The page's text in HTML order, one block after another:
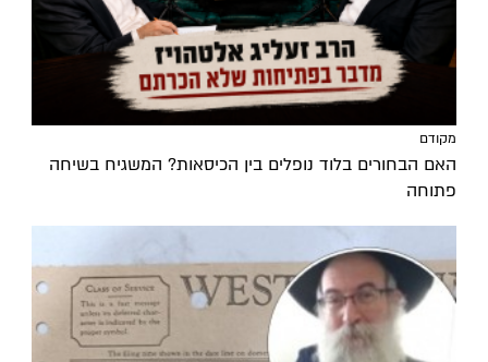
מקודם
האם הבחורים בלוד נופלים בין הכיסאות? המשגיח בשיחה
פתוחה